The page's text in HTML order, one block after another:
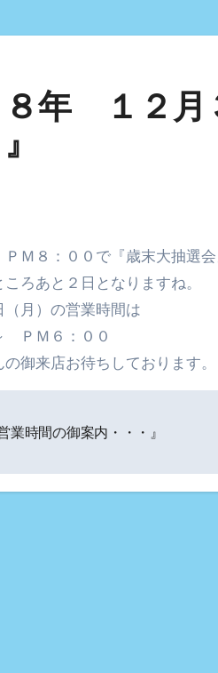
８年 １２月
ＰＭ８：００で『歳末大抽選
ろあと２日となりますね。
月）の営業時間は
ＰＭ６：００
御来店お待ちしております。
時間の御案内・・・』